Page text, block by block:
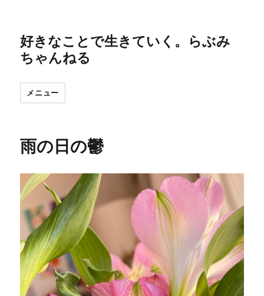
好きなことで生きていく。らぶみ
ちゃんねる
メニュー
雨の日の鬱